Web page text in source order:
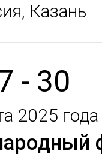
Казань
- 30
2025 года